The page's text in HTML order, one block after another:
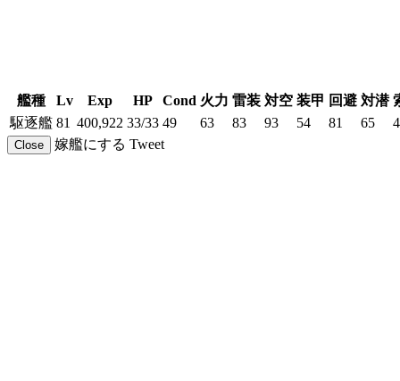
艦種 Lv Exp HP Cond 火力 雷装 対空 装甲 回避 対潜
駆逐艦 81 400,922 33/33 49 63 83 93 54 81 65
Close 嫁艦にする Tweet